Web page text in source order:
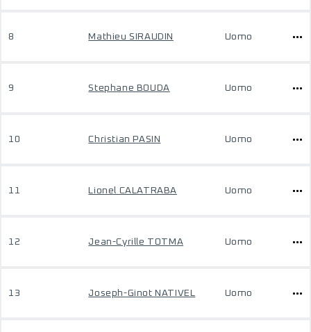
8 Mathieu SIRAUDIN Uomo
9 Stephane BOUDA Uomo
10 Christian PASIN Uomo
11 Lionel CALATRABA Uomo
12 Jean-Cyrille TOTMA Uomo
13 Joseph-Ginot NATIVEL Uomo